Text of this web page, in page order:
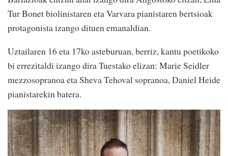
Tur Bonet biolinistaren eta Varvara pianistaren bertsioak
protagonista izango dituen emanaldian.
Uztailaren 16 eta 17ko asteburuan, berriz, kantu poetikoko
bi errezitaldi izango dira Tuestako elizan: Marie Seidler
mezzosopranoa eta Sheva Tehoval sopranoa, Daniel Heide
pianistarekin batera.